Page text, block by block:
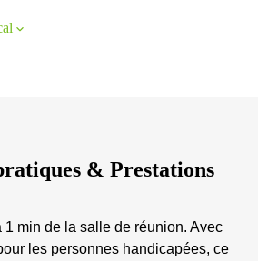
& Prestations
1 min de la salle de réunion. Avec
les personnes handicapées, ce